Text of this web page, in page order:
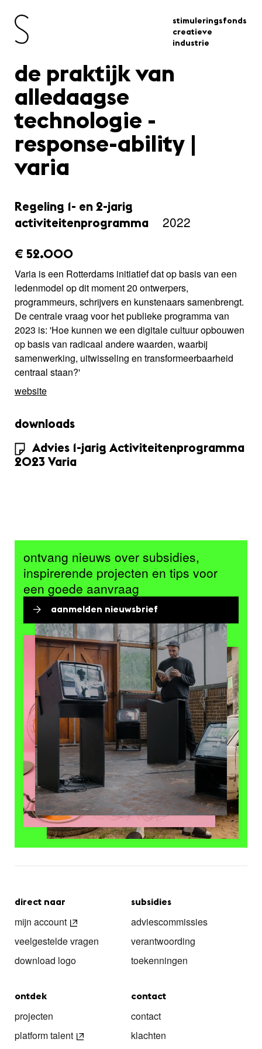
stimuleringsfonds
creatieve
industrie
de praktijk van
alledaagse
technologie -
response-ability |
varia
Regeling 1- en 2-jarig
activiteitenprogramma
2022
amount_issued:
€ 52.000
Varia is een Rotterdams initiatief dat op basis van een
ledenmodel op dit moment 20 ontwerpers,
programmeurs, schrijvers en kunstenaars samenbrengt.
De centrale vraag voor het publieke programma van
2023 is: 'Hoe kunnen we een digitale cultuur opbouwen
op basis van radicaal andere waarden, waarbij
samenwerking, uitwisseling en transformeerbaarheid
centraal staan?'
website
downloads
Advies 1-jarig Activiteitenprogramma
2023 Varia
ontvang nieuws over subsidies,
inspirerende projecten en tips voor
een goede aanvraag
aanmelden nieuwsbrief
direct naar
mijn account
veelgestelde vragen
download logo
subsidies
adviescommissies
verantwoording
toekenningen
ontdek
projecten
platform talent
contact
contact
klachten